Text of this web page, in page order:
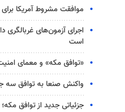
موافقت مشروط آمریکا
اجرای آزمون‌های
است
«توافق مکه» و معمای
واکنش صنعا به توافق سه
جزئیاتی جدید از توافق